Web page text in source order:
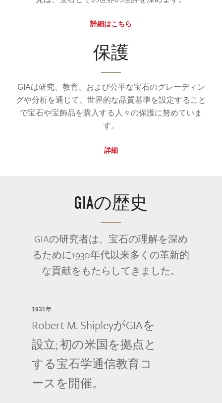
詳細はこちら
保護
GIAは研究、教育、および公平な宝石のグレーディン
グや分析を通じて、世界的な品質基準を設定すること
で宝石や宝飾品を購入する人々の保護に努めていま
す。
詳細
GIAの歴史
GIAの研究者は、宝石の理解を深め
るために1930年代以来多くの革新的
な貢献をもたらしてきました。
1931年
Robert M. ShipleyがGIAを
設立; 初の米国を拠点と
する宝石学通信教育コ
ースを開催。